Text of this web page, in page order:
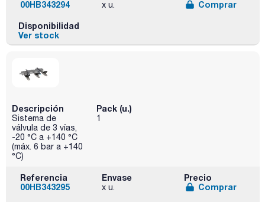
00HB343294
x u.
Comprar
Disponibilidad
Ver stock
Descripción
Sistema de
válvula de 3 vías,
-20 °C a +140 °C
(máx. 6 bar a +140
°C)
Pack (u.)
1
Referencia
00HB343295
Envase
x u.
Precio
Comprar